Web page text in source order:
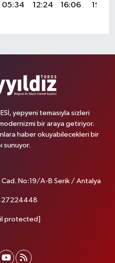
05:34 12:24 16:06 19:04
yepyeni temasıyla sizleri
bir araya getiriyor.
haber okuyabilecekleri bir
sunuyor.
Cad. No:19/A-B Serik / Antalya
protected]